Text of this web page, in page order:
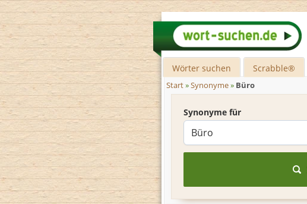
Wörter suchen Scrabble®
Start»Synonyme» Büro
Synonyme für